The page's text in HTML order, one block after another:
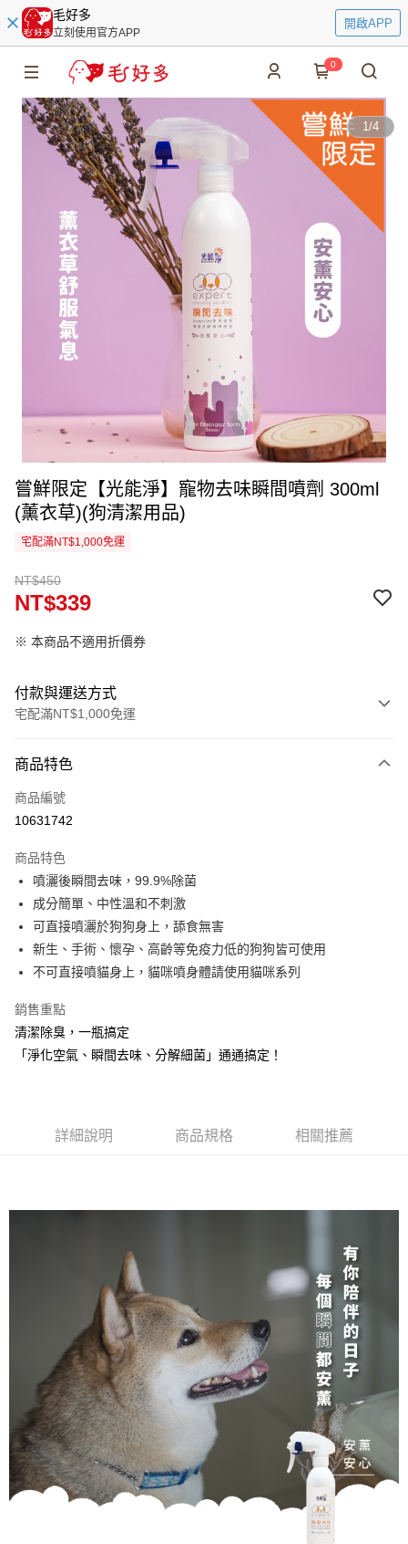
毛好多
立刻使用官方APP
開啟APP
0
1/4
嘗鮮限定【光能淨】寵物去味瞬間噴劑 300ml
(薰衣草)(狗清潔用品)
宅配滿NT$1,000免運
NT$450
NT$339
※ 本商品不適用折價券
付款與運送方式
宅配滿NT$1,000免運
信用卡一次付款
信用卡分期付款
合作金庫商業銀行
華南商業銀行
上海商業儲蓄銀行
國泰世華商業銀行
兆豐國際商業銀行
臺灣中小企業銀行
台中商業銀行
匯豐（台灣）商業銀行
華泰商業銀行
聯邦商業銀行
遠東國際商業銀行
元大商業銀行
台新國際商業銀行
台灣樂天信用卡公司
LINE Pay
Apple Pay
街口支付
悠遊付
Google Pay
全盈+PAY
1.本服務由台灣大哥大提供，台灣大哥大用戶可立即使用無須另外申請。
1.分期款項不併入電信帳單，「大哥付你分期」於每月結算日後寄送繳費提
2.透過簡訊連結打開帳單後，可選擇「超商條碼／台灣大直營門市／銀行轉
帳／街口支付／iPASS MONEY」等通路繳費。
【注意事項】
1.本服務係由「台灣大哥大股份有限公司」（以下簡稱本公司）所提供，讓
用戶於交易時，得透過本服務購買商品或服務，並由商店將買賣／分期付款
買賣價金債權讓與本公司後，依約使用本公司帳單繳交帳款。
2.基於同意付款使用「大哥付你分期」之契約關係目的，商店將以您的個人
資料（包含姓名、電話或地址）提供予台灣大哥大進項蒐集、處理及利用，
由本公司與您本人進行分期帳單所需資料之確認、核對及更正。
3.完整用戶服務條款，請詳閱以下連結：
https://oppay.tw/userRule
AFTEE先享後付
便利好安心！
３．安心：先確認商品／服務後，再付款。
【「AFTEE先享後付」結帳流程】
１．於結帳方式選擇「AFTEE先享後付」後，將跳轉至「AFTEE先享後付」
結帳頁面，進行簡訊認證並確認金額後，即可完成結帳。
２．訂單成立數日內，您將收到繳費通知簡訊。
３．收到繳費通知簡訊後14天內，點擊此簡訊中的連結，可透過四大超商／
ATM／網路銀行／等多元方式進行付款，方視為交易完成。
※ 請注意：結帳手續完成當下不需立刻繳費，但若您需要取消訂單，請聯絡
購買商品的店家。未經商家同意取消之訂單仍視為有效，需透過AFTEE先享
後付繳納相關費用。
※ 交易是否成功請以「AFTEE先享後付 」之結帳頁面顯示為準，若有關於
是否繳費成功／繳費後需取消欲退款等相關疑問，請聯繫「AFTEE先享後付
客戶支援中心」 https://netprotections.freshdesk.com/support/home
【注意事項】
１．透過由恩沛科技股份有限公司提供之「AFTEE先享後付」服務完成之交
易，需依本服務之必要範圍內提供個人資料，並將交易相關給付款項請求債
每筆NT$95，滿NT$1,000(含以上)免運費
離島宅配
每筆NT$180
貨到付款
每筆NT$95，滿NT$1,000(含以上)免運費
商品特色
商品編號
10631742
商品特色
噴灑後瞬間去味，99.9%除菌
成分簡單、中性溫和不刺激
可直接噴灑於狗狗身上，舔食無害
新生、手術、懷孕、高齡等免疫力低的狗狗皆可使用
不可直接噴貓身上，貓咪噴身體請使用貓咪系列
銷售重點
清潔除臭，一瓶搞定
「淨化空氣、瞬間去味、分解細菌」通通搞定！
詳細說明 商品規格 相關推薦